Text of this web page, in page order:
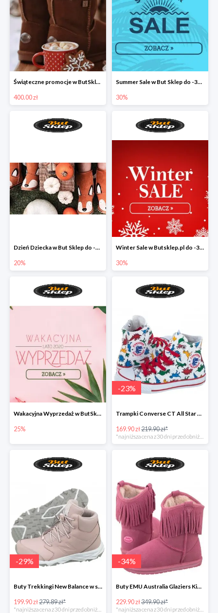
Świąteczne promocje w ButSklep
400.00 zł
Summer Sale w But Sklep do -30%
30%
Dzień Dziecka w But Sklep do -20%
20%
Winter Sale w Butsklep.pl do -30%
30%
Wakacyjna Wyprzedaż w ButSklep.pl do -25
25%
-23%
Trampki Converse CT All Star w super cenie
169.90 zł219.90 zł*
-29%
Buty Trekkingi New Balance w super cenie
199.90 zł279.89 zł*
*najniższa cena z 30 dni przed obniżką
-34%
Buty EMU Australia Glaziers Kids Bubblegum
229.90 zł349.90 zł*
*najniższa cena z 30 dni przed obniżką